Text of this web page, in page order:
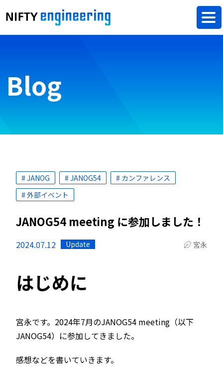
Blog
# JANOG # JANOG54
# カンファレンス
# 外部イベント
JANOG54 meeting に参加しました！
2024.07.12 Update 宮永
はじめに
宮永です。2024年7月のJANOG54 meeting（以下
JANOG54）に参加してきました。
感想などを書いていきます。